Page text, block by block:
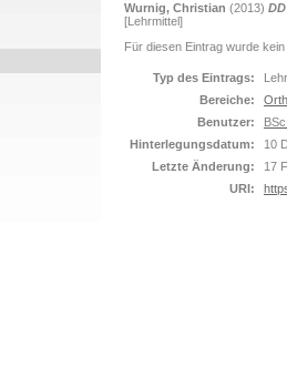
Wurnig, Christian (2013)
[Lehrmittel]
Für diesen Eintrag wurde
Typ des Eintrags:
Bereiche:
Benutzer:
Hinterlegungsdatum:
10
Letzte Änderung:
17
URI: